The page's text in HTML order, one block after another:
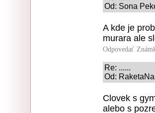
Od: Sona
A kde je
murara ale
Odpovedať
Re: ......
Od:
Clovek s
alebo s